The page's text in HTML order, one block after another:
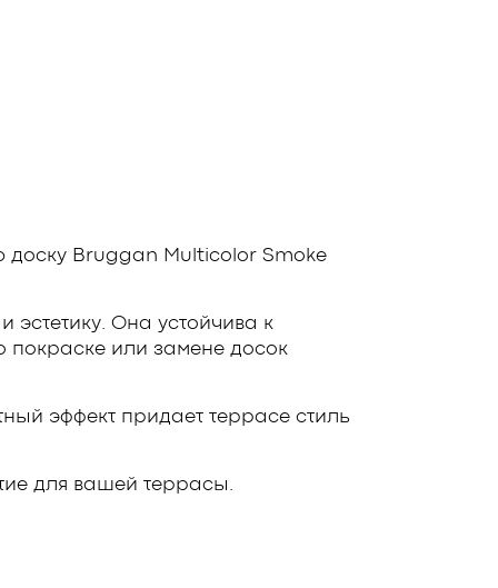
Bruggan Multicolor Smoke
Она устойчива к
покраске или замене досок
эффект придает террасе стиль
для вашей террасы.